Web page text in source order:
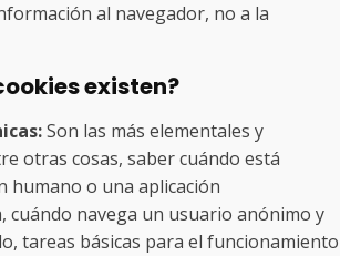
al navegador, no a la
existen?
Son las más elementales y
otras cosas, saber cuándo está
humano o una aplicación
cuándo navega un usuario anónimo y
tareas básicas para el funcionamiento